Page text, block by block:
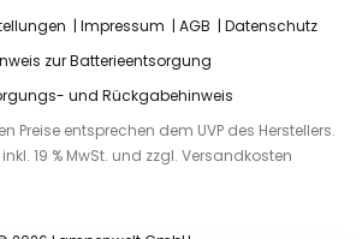
Impressum AGB
Datenschutz
zur Batterieentsorgung
und Rückgabehinweis
Preise entsprechen dem UVP des Herstellers.
19 % MwSt. und zzgl. Versandkosten